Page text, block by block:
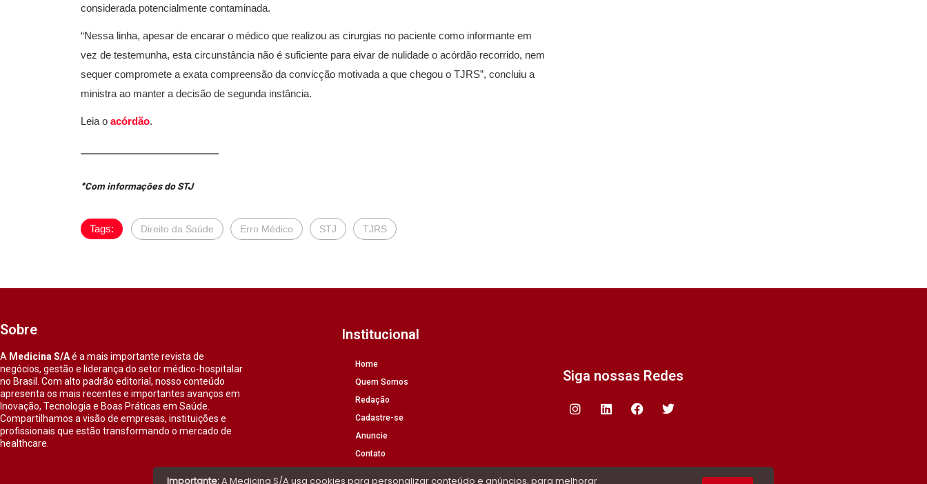
considerada potencialmente contaminada.
“Nessa linha, apesar de encarar o médico que realizou as cirurgias no paciente como informante em
vez de testemunha, esta circunstância não é suficiente para eivar de nulidade o acórdão recorrido, nem
sequer compromete a exata compreensão da convicção motivada a que chegou o TJRS”, concluiu a
ministra ao manter a decisão de segunda instância.
Leia o acórdão.
*Com informações do STJ
Tags: Direito da Saúde Erro Médico STJ TJRS
Sobre
A Medicina S/Aé a mais importante revista de
negócios, gestão e liderança do setor médico-hospitalar
no Brasil. Com alto padrão editorial, nosso conteúdo
apresenta os mais recentes e importantes avanços em
Inovação, Tecnologia e Boas Práticas em Saúde.
Compartilhamos a visão de empresas, instituições e
profissionais que estão transformando o mercado de
healthcare.
Institucional
Home
Quem Somos
Redação
Cadastre-se
Anuncie
Contato
Siga nossas Redes
Importante:A Medicina S/A usa cookies para personalizar conteúdo e anúncios, para melhorar